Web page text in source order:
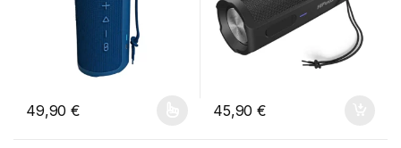
49,90€
Este producto tiene múltiples variantes. Las opciones se
45,90€